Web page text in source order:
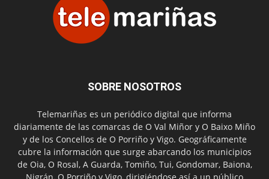
SOBRE NOSOTROS
Telemariñas es un periódico digital que informa
diariamente de las comarcas de O Val Miñor y O Baixo Miño
y de los Concellos de O Porriño y Vigo. Geográficamente
cubre la información que surge abarcando los municipios
de Oia, O Rosal, A Guarda, Tomiño, Tui, Gondomar, Baiona,